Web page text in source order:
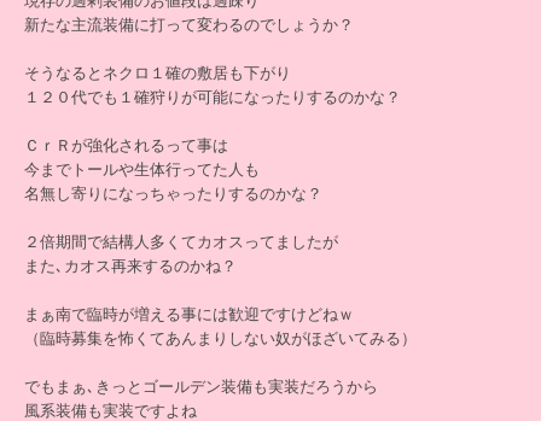
新たな主流装備に打って変わるのでしょうか？
そうなるとネクロ１確の敷居も下がり
１２０代でも１確狩りが可能になったりするのかな？
ＣｒＲが強化されるって事は
今までトールや生体行ってた人も
名無し寄りになっちゃったりするのかな？
２倍期間で結構人多くてカオスってましたが
また､カオス再来するのかね？
まぁ南で臨時が増える事には歓迎ですけどねｗ
（臨時募集を怖くてあんまりしない奴がほざいてみる）
でもまぁ､きっとゴールデン装備も実装だろうから
風系装備も実装ですよね